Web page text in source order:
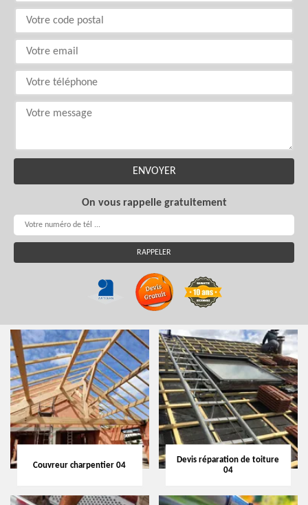
On vous rappelle gratuitement
Couvreur charpentier 04
Devis réparation de toiture
04